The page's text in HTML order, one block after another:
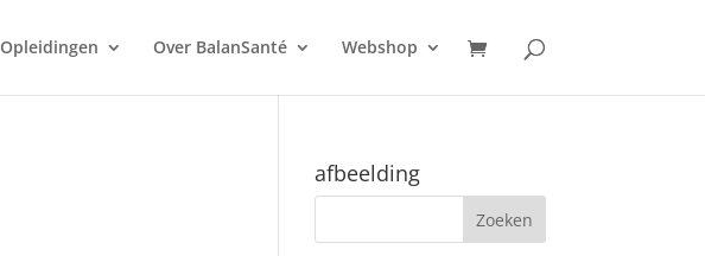
Opleidingen Over BalanSanté Webshop
afbeelding